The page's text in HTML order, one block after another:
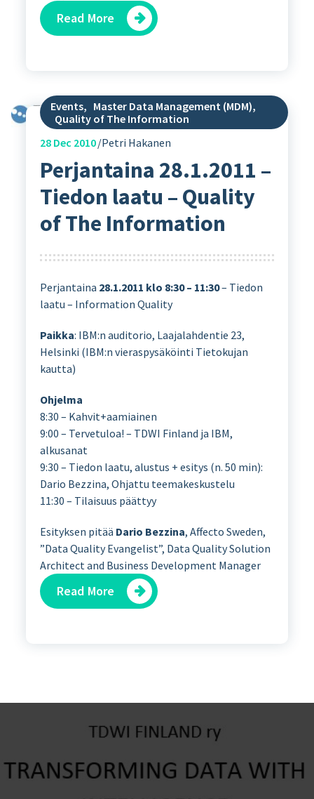
Read More
Events, Master Data Management (MDM),
Quality of The Information
28Dec 2010 Petri Hakanen
Perjantaina 28.1.2011 –
Tiedon laatu – Quality
of The Information
Perjantaina 28.1.2011 klo 8:30 – 11:30– Tiedon
laatu – Information Quality
Paikka: IBM:n auditorio, Laajalahdentie 23,
Helsinki (IBM:n vieraspysäköinti Tietokujan
kautta)
Ohjelma
8:30 – Kahvit+aamiainen
9:00 – Tervetuloa! – TDWI Finland ja IBM,
alkusanat
9:30 – Tiedon laatu, alustus + esitys (n. 50 min):
Dario Bezzina, Ohjattu teemakeskustelu
11:30 – Tilaisuus päättyy
Esityksen pitää Dario Bezzina, Affecto Sweden,
”Data Quality Evangelist”, Data Quality Solution
Architect and Business Development Manager
Read More